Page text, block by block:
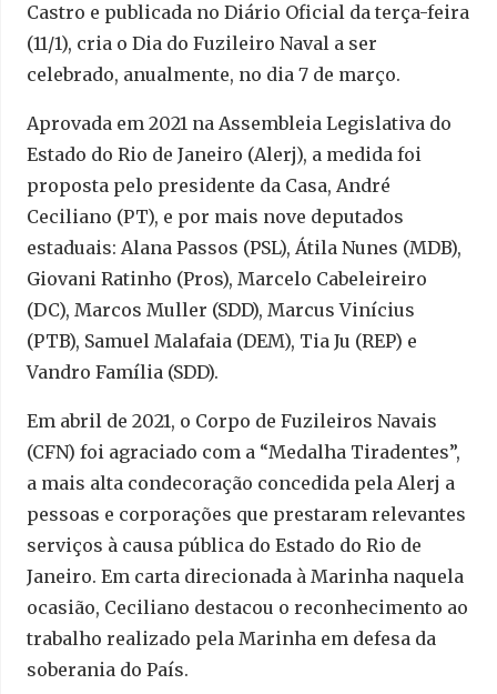
Castro e publicada no Diário Oficial da terça-feira
(11/1), cria o Dia do Fuzileiro Naval a ser
celebrado, anualmente, no dia 7 de março.
Aprovada em 2021 na Assembleia Legislativa do
Estado do Rio de Janeiro (Alerj), a medida foi
proposta pelo presidente da Casa, André
Ceciliano (PT), e por mais nove deputados
estaduais: Alana Passos (PSL), Átila Nunes (MDB),
Giovani Ratinho (Pros), Marcelo Cabeleireiro
(DC), Marcos Muller (SDD), Marcus Vinícius
(PTB), Samuel Malafaia (DEM), Tia Ju (REP) e
Vandro Família (SDD).
Em abril de 2021, o Corpo de Fuzileiros Navais
(CFN) foi agraciado com a “Medalha Tiradentes”,
a mais alta condecoração concedida pela Alerj a
pessoas e corporações que prestaram relevantes
serviços à causa pública do Estado do Rio de
Janeiro. Em carta direcionada à Marinha naquela
ocasião, Ceciliano destacou o reconhecimento ao
trabalho realizado pela Marinha em defesa da
soberania do País.